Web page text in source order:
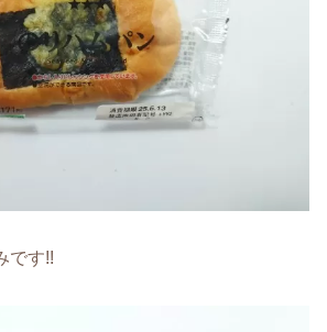
です!!